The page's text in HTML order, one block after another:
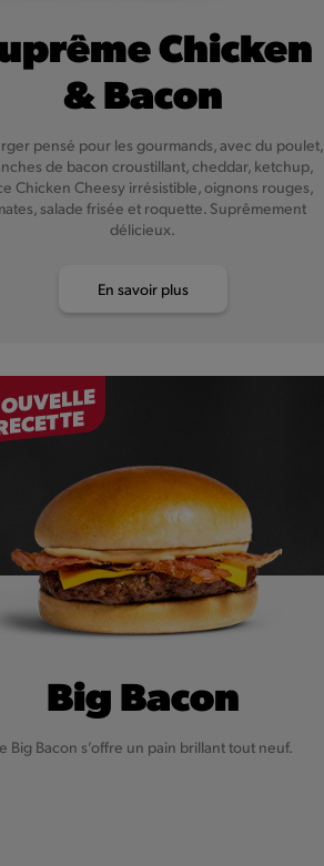
Chicken
& Bacon
pensé pour les gourmands, avec du poulet,
de bacon croustillant, cheddar, ketchup,
Chicken Cheesy irrésistible, oignons rouges,
salade frisée et roquette. Suprêmement
délicieux.
En savoir plus
Big Bacon
Big Bacon s’offre un pain brillant tout neuf.